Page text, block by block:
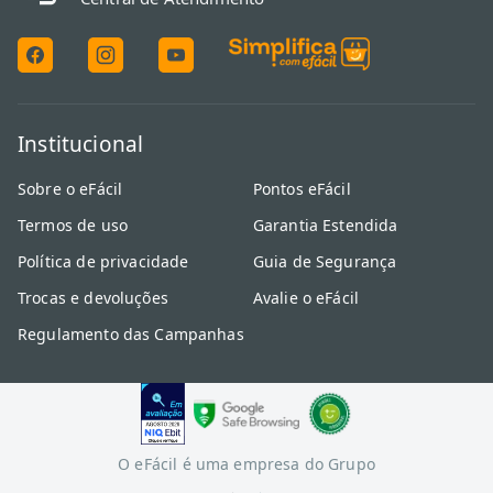
Institucional
Sobre o eFácil
Termos de uso
Política de privacidade
Trocas e devoluções
Regulamento das Campanhas
Pontos eFácil
Garantia Estendida
Guia de Segurança
Avalie o eFácil
O eFácil é uma empresa do Grupo